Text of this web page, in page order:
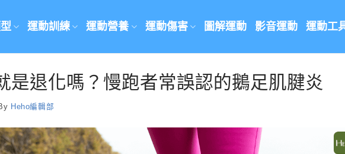
運動訓練 運動營養 運動傷害 圖解運動 影音運動 運動工
是退化嗎？慢跑者常誤認的鵝足肌腱炎
Heho編輯部